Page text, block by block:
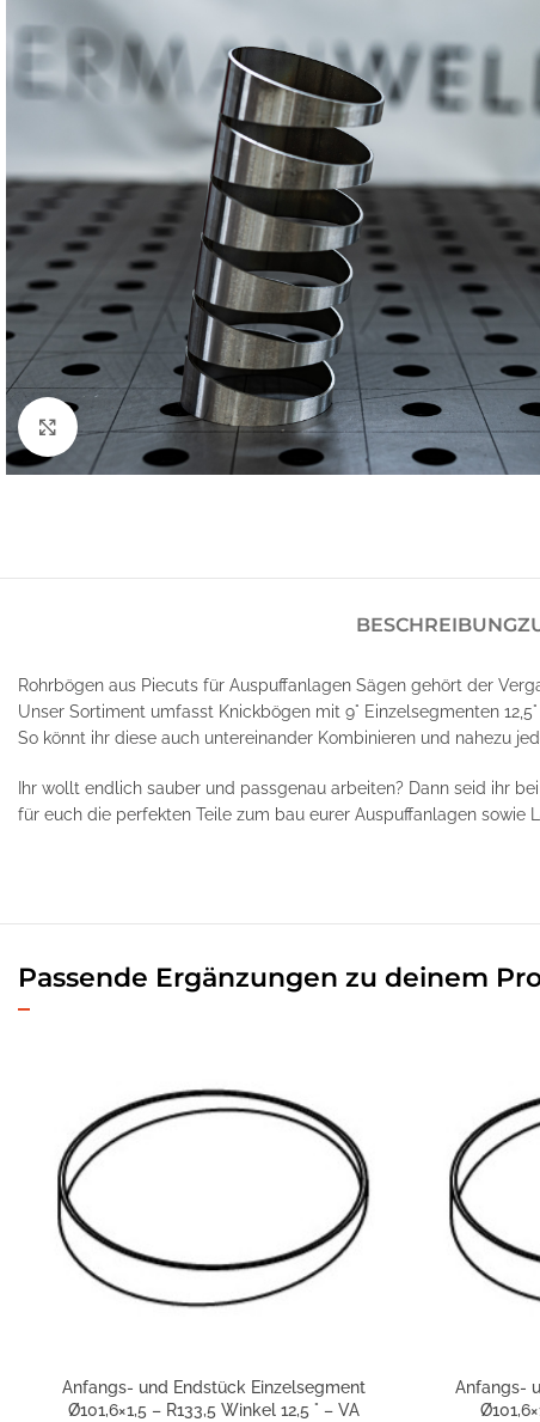
Klick zum Vergrößern
BESCHREIBUNG
Rohrbögen aus Piecuts für Auspuffanlagen Sägen gehört der
Unser Sortiment umfasst Knickbögen mit 9° Einzelsegmenten
So könnt ihr diese auch untereinander Kombinieren und nahezu
Ihr wollt endlich sauber und passgenau arbeiten? Dann seid ihr
für euch die perfekten Teile zum bau eurer Auspuffanlagen sowie
Passende Ergänzungen zu deinem
IN DEN WARENKORB
Anfangs- und Endstück Einzelsegment
Ø101,6×1,5 – R133,5 Winkel 12,5 ° – VA
IN DENAnfangs-